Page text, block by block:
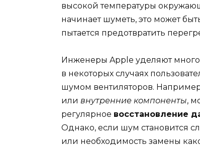
высокой температуры
начинает шуметь, это может
пытается предотвратить
Инженеры Apple уделяют
в некоторых случаях
шумом вентиляторов.
или внутренние компоненты,
регулярное восстановление
Однако, если шум становится
или необходимость замены